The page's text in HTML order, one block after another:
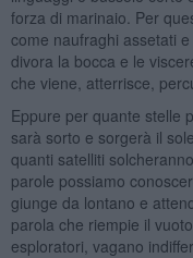
forza di marinaio. Per
come naufraghi assetati
divora la bocca e le
che viene, atterrisce,
Eppure per quante stelle
sarà sorto e sorgerà il
quanti satelliti
parole possiamo
giunge da lontano e
parola che riempie il
esploratori, vagano